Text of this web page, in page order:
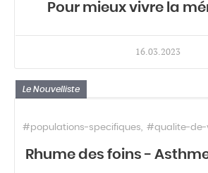
Pour mieux vivre la
16.03.2023
Le Nouvelliste
#populations-specifiques #qualite-de-
Rhume des foins -